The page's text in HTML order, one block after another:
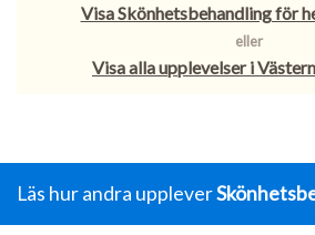
Visa Skönhetsbehandling för
eller
Visa alla upplevelser i
Läs hur andra upplever